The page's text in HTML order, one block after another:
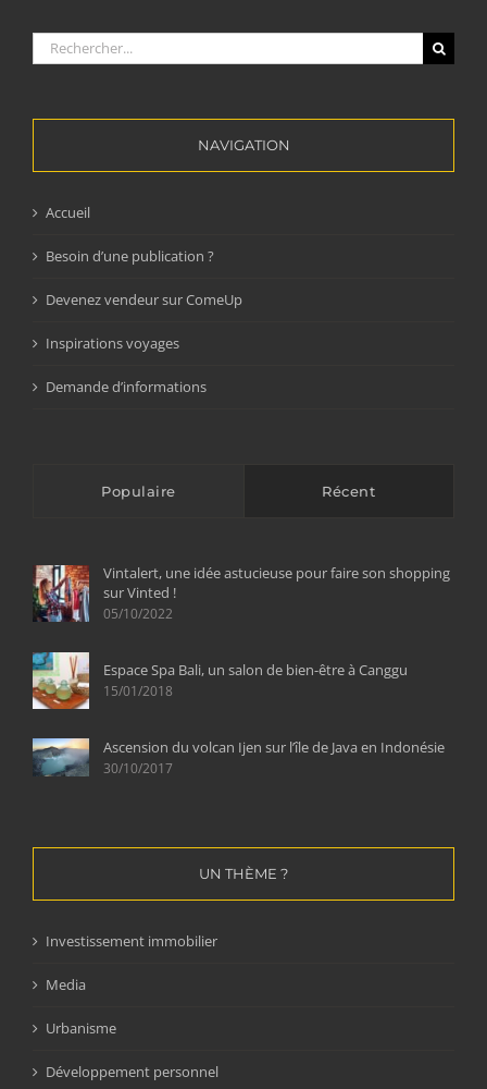
Rechercher:
NAVIGATION
Accueil
Besoin d’une publication ?
Devenez vendeur sur ComeUp
Inspirations voyages
Demande d’informations
Populaire Récent
Vintalert, une idée astucieuse pour faire son shopping
sur Vinted !
05/10/2022
Espace Spa Bali, un salon de bien-être à Canggu
15/01/2018
Ascension du volcan Ijen sur l’île de Java en Indonésie
30/10/2017
UN THÈME ?
Investissement immobilier
Media
Urbanisme
Développement personnel